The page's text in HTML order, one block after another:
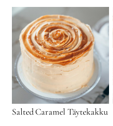
Salted Caramel Täytekakku